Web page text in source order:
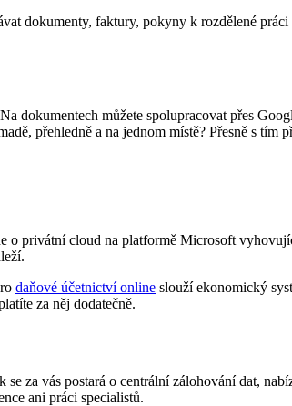
dokumenty, faktury, pokyny k rozdělené
dokumentech můžete spolupracovat přes
přehledně a na jednom místě? Přesně s tím
o privátní cloud na platformě Microsoft
daňové účetnictví online slouží ekonomický
za něj dodatečně.
za vás postará o centrální zálohování dat,
ani práci specialistů.